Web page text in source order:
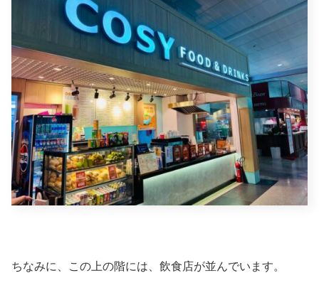
ちなみに、この上の階には、飲食店が並んでいます。